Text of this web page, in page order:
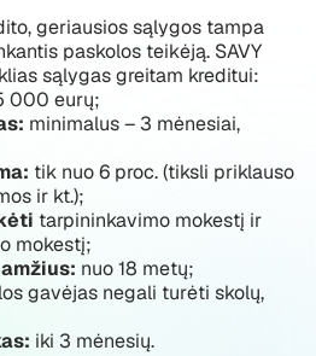
geriausios sąlygos tampa
paskolos teikėją. SAVY
sąlygas greitam kreditui:
000 eurų;
minimalus – 3 mėnesiai,
tik nuo 6 proc. (tiksli priklauso
ir kt.);
tarpininkavimo mokestį ir
mokestį;
nuo 18 metų;
gavėjas negali turėti skolų,
iki 3 mėnesių.